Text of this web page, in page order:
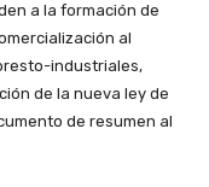
a la formación de
al
industriales,
de la nueva ley de
de resumen al